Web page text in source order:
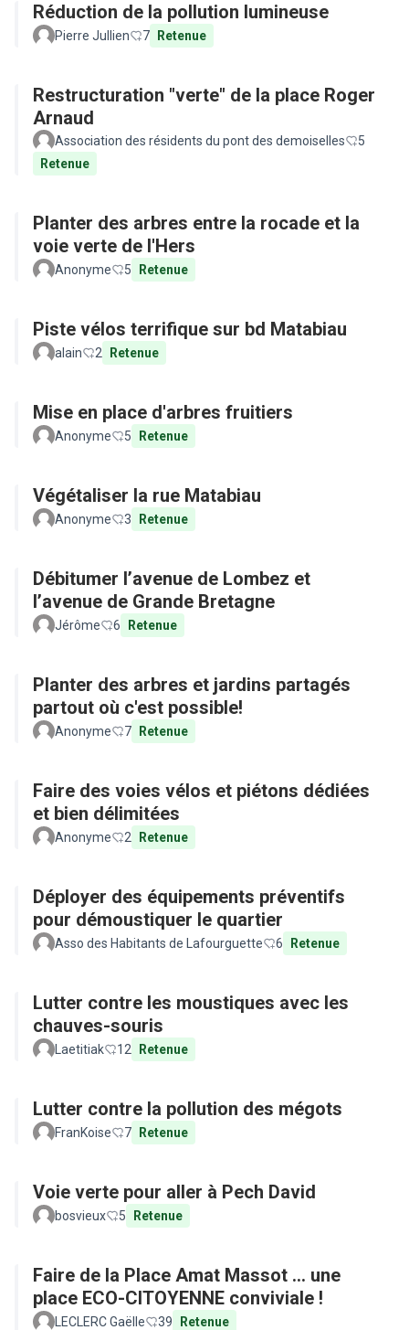
Réduction de la pollution lumineuse
Pierre Jullien 7 Retenue
Restructuration "verte" de la place Roger
Arnaud
Association des résidents du pont des demoiselles
5
Retenue
Planter des arbres entre la rocade et la
voie verte de l'Hers
Anonyme 5 Retenue
Piste vélos terrifique sur bd Matabiau
alain 2 Retenue
Mise en place d'arbres fruitiers
Anonyme 5 Retenue
Végétaliser la rue Matabiau
Anonyme 3 Retenue
Débitumer l’avenue de Lombez et
l’avenue de Grande Bretagne
Jérôme 6 Retenue
Planter des arbres et jardins partagés
partout où c'est possible!
Anonyme 7 Retenue
Faire des voies vélos et piétons dédiées
et bien délimitées
Anonyme 2 Retenue
Déployer des équipements préventifs
pour démoustiquer le quartier
Asso des Habitants de Lafourguette 6 Retenue
Lutter contre les moustiques avec les
chauves-souris
Laetitiak 12 Retenue
Lutter contre la pollution des mégots
FranKoise 7 Retenue
Voie verte pour aller à Pech David
bosvieux 5 Retenue
Faire de la Place Amat Massot ... une
place ECO-CITOYENNE conviviale !
LECLERC Gaëlle 39 Retenue